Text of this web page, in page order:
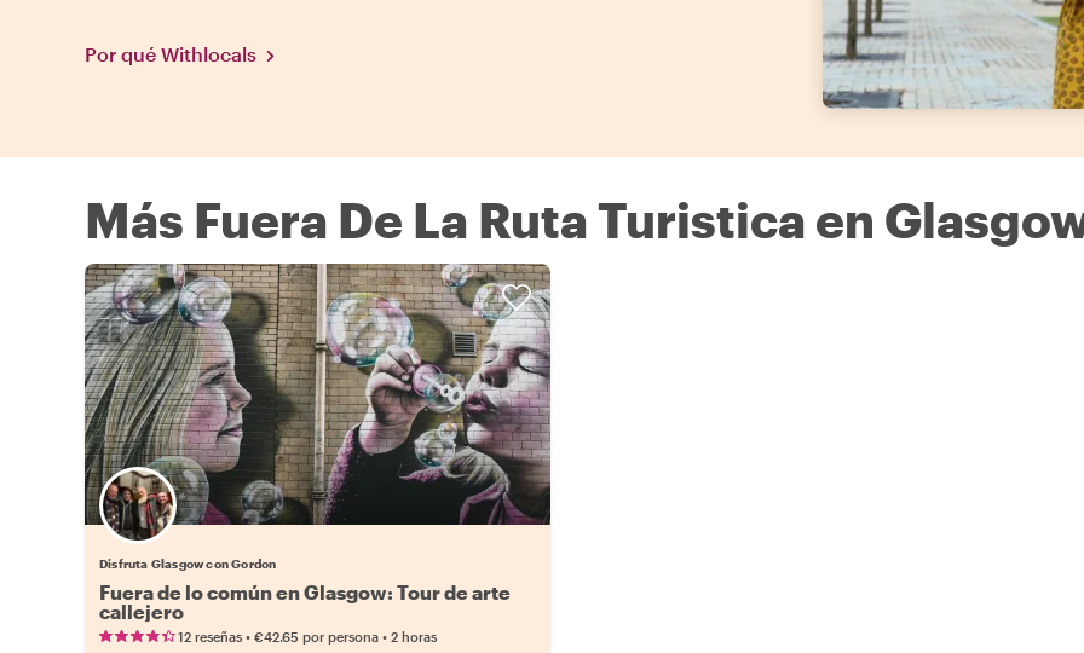
Por qué Withlocals
Más Fuera De La Ruta Turistica en
Disfruta Glasgow con Gordon
Fuera de lo común en Glasgow: Tour de arte
callejero
12 reseñas • €42.65 por persona • 2 horas